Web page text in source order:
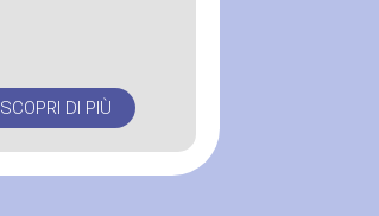
SCOPRI DI PIÙ